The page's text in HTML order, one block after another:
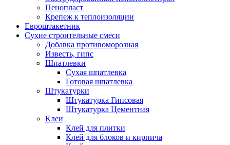
Пенопласт
Крепеж к теплоизоляции
Евроштакетник
Сухие строительные смеси
Добавка противоморозная
Известь, гипс
Шпатлевки
Сухая шпатлевка
Готовая шпатлевка
Штукатурки
Штукатурка Гипсовая
Штукатурка Цементная
Клеи
Клей для плитки
Клей для блоков и кирпича